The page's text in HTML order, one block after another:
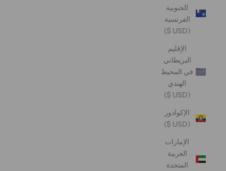
الجنوبية
الفرنسية
(USD $)
الإقليم
البريطاني
في المحيط
الهندي
(USD $)
الإكوادور
(USD $)
الإمارات
العربية
المتحدة